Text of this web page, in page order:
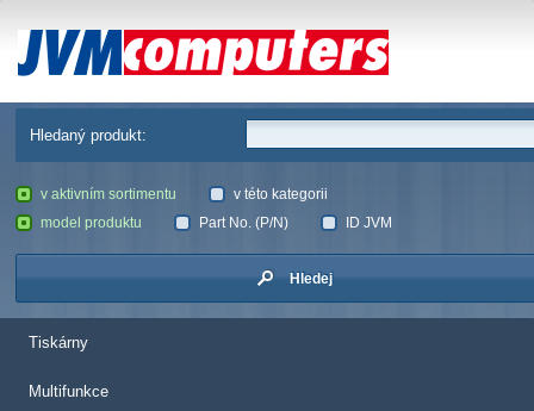
JVM Computers
Hledaný produkt:
v aktivním sortimentu
v této kategorii
model produktu
Part No. (P/N) ID JVM
Hledej
Tiskárny
Multifunkce